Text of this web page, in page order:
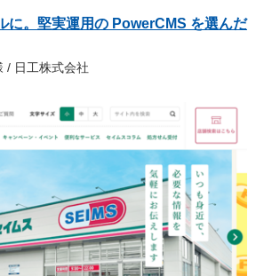
に。堅実運用の PowerCMS を選んだ
/ 日工株式会社